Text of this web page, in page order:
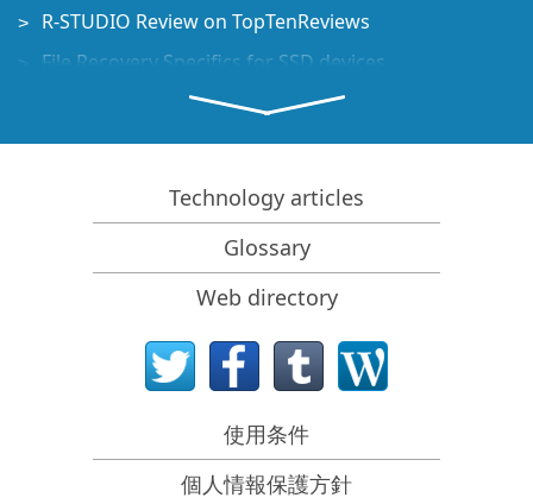
R-STUDIO Review on TopTenReviews
File Recovery Specifics for SSD devices
How to recover data from NVMe devices
Predicting Success of Common Data Recovery Cases
Recovery of Overwritten Data
Emergency File Recovery Using R-Studio Emergency
RAID Recovery Presentation
R-Studio: Data recovery from a non-functional
File Recovery from a Computer that Won't Boot
SDカードからのHD動画復元
File Recovery from an Unbootable Mac Computer
Technology articles
Glossary
Web directory
使用条件
個人情報保護方針